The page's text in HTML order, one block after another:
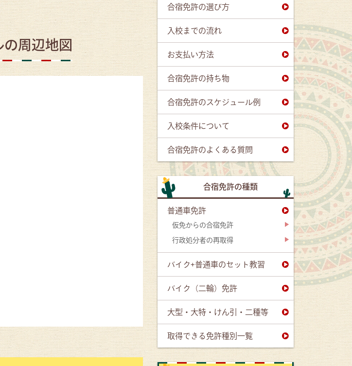
周辺地図
合宿免許の選び方
入校までの流れ
お支払い方法
合宿免許の持ち物
合宿免許のスケジュール例
入校条件について
合宿免許のよくある質問
合宿免許の種類
普通車免許
仮免からの合宿免許
行政処分者の再取得
バイク+普通車のセット教習
バイク（二輪）免許
大型・大特・けん引・二種等
取得できる免許種別一覧